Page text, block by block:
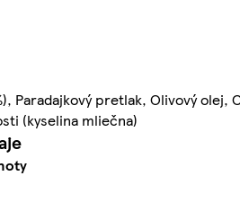
Paradajkový pretlak, Olivový
(kyselina mliečna)